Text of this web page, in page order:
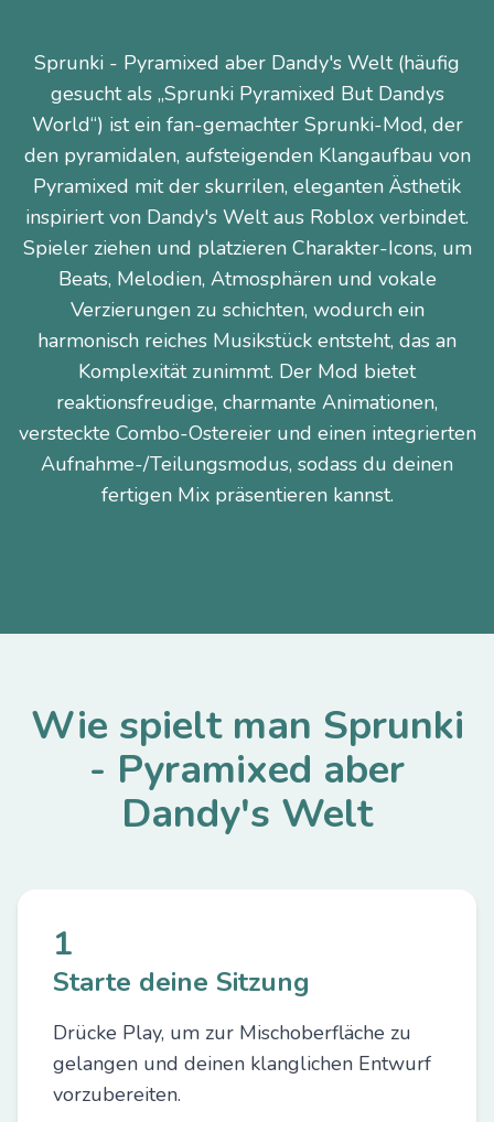
Sprunki - Pyramixed aber Dandy's Welt (häufig
gesucht als „Sprunki Pyramixed But Dandys
World“) ist ein fan-gemachter Sprunki-Mod, der
den pyramidalen, aufsteigenden Klangaufbau von
Pyramixed mit der skurrilen, eleganten Ästhetik
inspiriert von Dandy's Welt aus Roblox verbindet.
Spieler ziehen und platzieren Charakter-Icons, um
Beats, Melodien, Atmosphären und vokale
Verzierungen zu schichten, wodurch ein
harmonisch reiches Musikstück entsteht, das an
Komplexität zunimmt. Der Mod bietet
reaktionsfreudige, charmante Animationen,
versteckte Combo-Ostereier und einen integrierten
Aufnahme-/Teilungsmodus, sodass du deinen
fertigen Mix präsentieren kannst.
Wie spielt man Sprunki
- Pyramixed aber
Dandy's Welt
1
Starte deine Sitzung
Drücke Play, um zur Mischoberfläche zu
gelangen und deinen klanglichen Entwurf
vorzubereiten.